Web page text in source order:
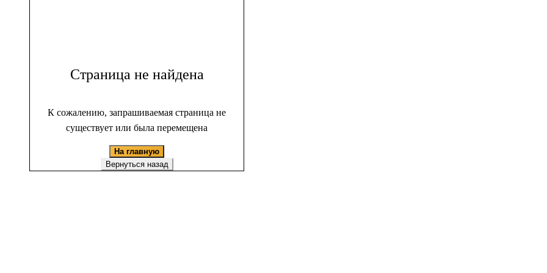
Страница не найдена
К сожалению, запрашиваемая страница не
существует или была перемещена
На главную
Вернуться назад